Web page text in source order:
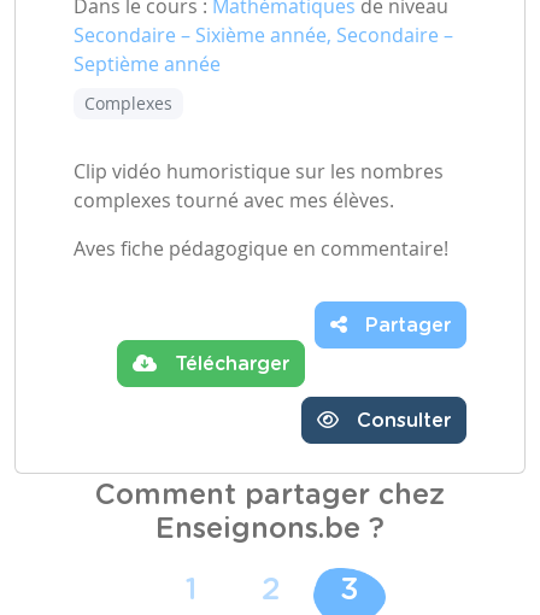
Dans le cours : Mathématiques de niveau
Secondaire – Sixième année, Secondaire –
Septième année
Complexes
Clip vidéo humoristique sur les nombres
complexes tourné avec mes élèves.
Aves fiche pédagogique en commentaire!
Télécharger
Partager
Consulter
Comment partager chez
Enseignons.be ?
1 2 3